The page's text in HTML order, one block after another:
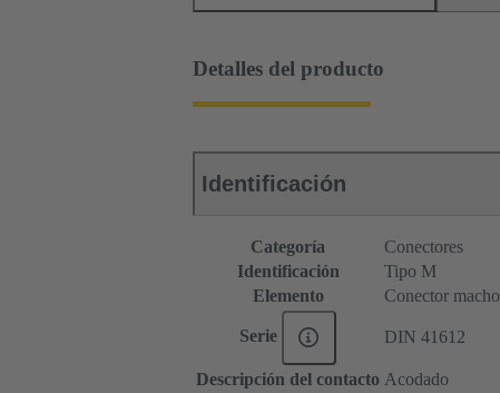
Detalles del producto
Identificación
Categoría
Conectores
Identificación
Tipo M
Elemento
Conector macho
Serie DIN 41612
Descripción del contacto Acodado